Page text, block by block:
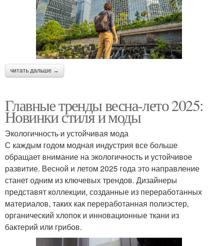
читать дальше →
Главные тренды весна-лето 2025:
Новинки стиля и моды
Экологичность и устойчивая мода
С каждым годом модная индустрия все больше
обращает внимание на экологичность и устойчивое
развитие. Весной и летом 2025 года это направление
станет одним из ключевых трендов. Дизайнеры
представят коллекции, созданные из переработанных
материалов, таких как переработанная полиэстер,
органический хлопок и инновационные ткани из
бактерий или грибов.